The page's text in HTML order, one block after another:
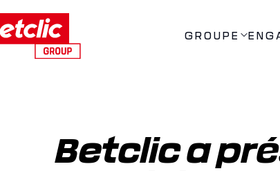
GROUPE
Betclic a